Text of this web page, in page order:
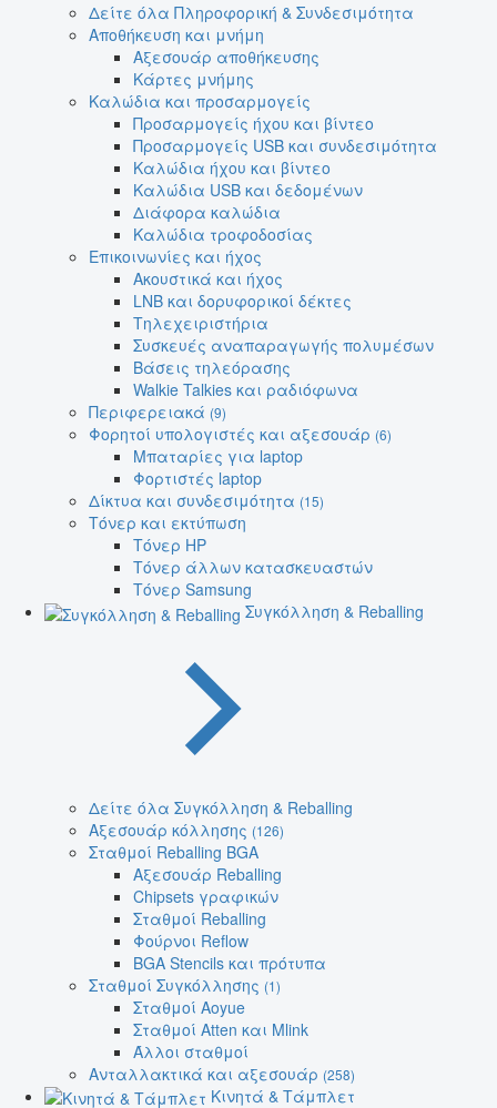
Δείτε όλα Πληροφορική & Συνδεσιμότητα
Αποθήκευση και μνήμη
Αξεσουάρ αποθήκευσης
Κάρτες μνήμης
Καλώδια και προσαρμογείς
Προσαρμογείς ήχου και βίντεο
Προσαρμογείς USB και συνδεσιμότητα
Καλώδια ήχου και βίντεο
Καλώδια USB και δεδομένων
Διάφορα καλώδια
Καλώδια τροφοδοσίας
Επικοινωνίες και ήχος
Ακουστικά και ήχος
LNB και δορυφορικοί δέκτες
Τηλεχειριστήρια
Συσκευές αναπαραγωγής πολυμέσων
Βάσεις τηλεόρασης
Walkie Talkies και ραδιόφωνα
Περιφερειακά (9)
Φορητοί υπολογιστές και αξεσουάρ (6)
Μπαταρίες για laptop
Φορτιστές laptop
Δίκτυα και συνδεσιμότητα (15)
Τόνερ και εκτύπωση
Τόνερ HP
Τόνερ άλλων κατασκευαστών
Τόνερ Samsung
Συγκόλληση & Reballing
Δείτε όλα Συγκόλληση & Reballing
Αξεσουάρ κόλλησης (126)
Σταθμοί Reballing BGA
Αξεσουάρ Reballing
Chipsets γραφικών
Σταθμοί Reballing
Φούρνοι Reflow
BGA Stencils και πρότυπα
Σταθμοί Συγκόλλησης (1)
Σταθμοί Aoyue
Σταθμοί Atten και Mlink
Άλλοι σταθμοί
Ανταλλακτικά και αξεσουάρ (258)
Κινητά & Τάμπλετ